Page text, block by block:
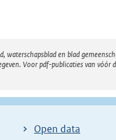
en blad
Voor pdf-publicaties van
Open data